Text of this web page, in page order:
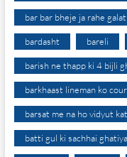
bar bar bheje ja rahe
bardasht bareli
barish ne thapp ki 4 bijli
barkhaast lineman ko
barsat me na ho vidyut
batti gul ki sachhai